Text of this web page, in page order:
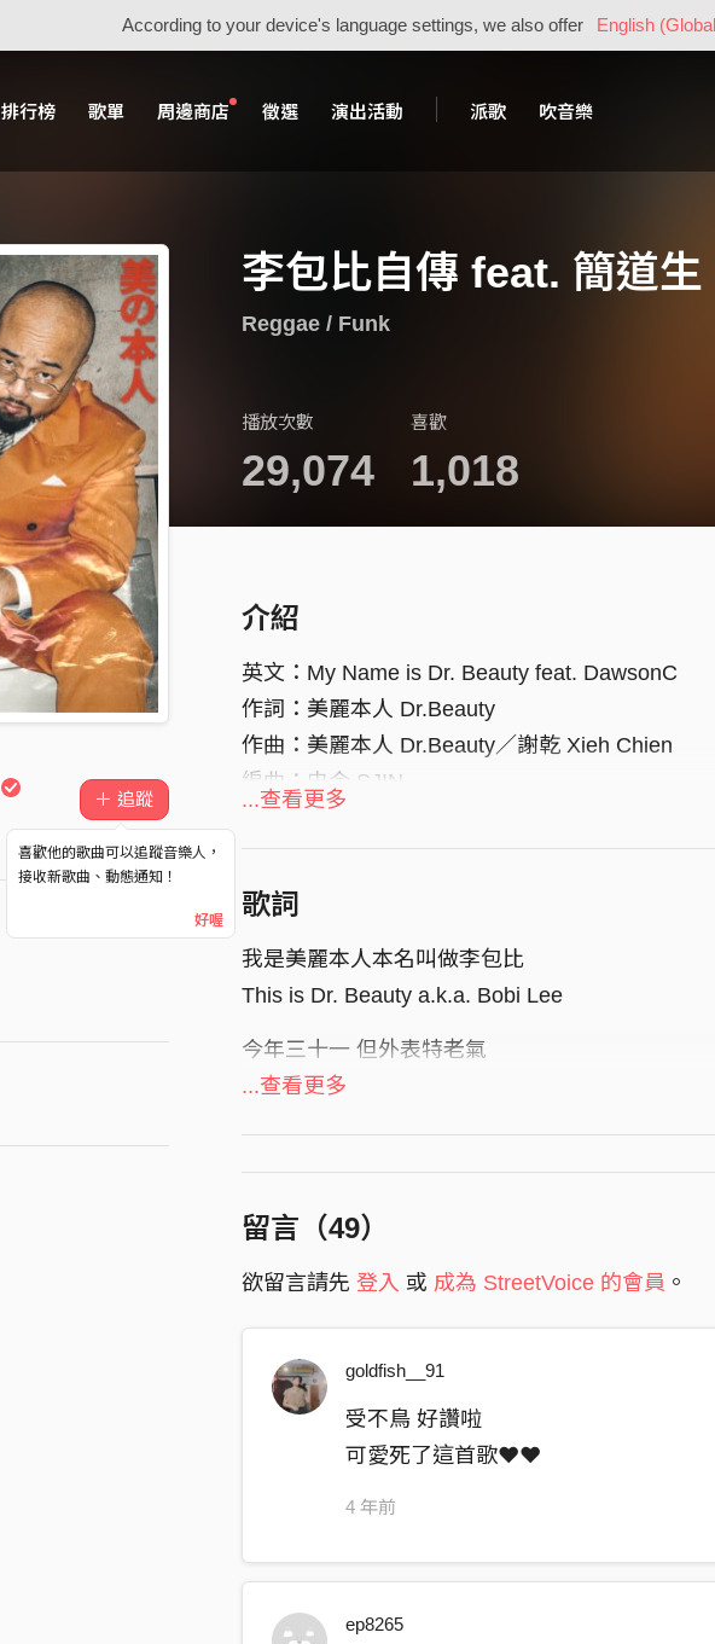
According to your device's language settings, we also offer English
排行榜 歌單 周邊商店 徵選 演出活動 派歌 吹音樂
李包比自傳 feat. 簡道生
Reggae / Funk
播放次數
29,074
喜歡
1,018
＋ 追蹤
喜歡他的歌曲可以追蹤音樂人，
接收新歌曲、動態通知！
好喔
介紹
英文：My Name is Dr. Beauty feat. DawsonC
作詞：美麗本人 Dr.Beauty
作曲：美麗本人 Dr.Beauty／謝乾 Xieh Chien
編曲：史今 SJIN
貝斯：簡道生 Dawson Chien
製作：謝乾 Xieh Chien
混音：謝乾 Xieh Chien
網友敲碗 訊息爆量
地表最精緻美男子 美麗本人
說他第一美 他是真的美
零死角的精緻臉龐 表示誠意獻上第一次
單曲李包比自傳 網友表示很可愛
評審老師，沒想到歌曲因此上了Youtube發燒3
頻道都沒有上過發燒排行榜，簡直是天妒容顏
人，而以表誠意美麗本人特地用自己的頭皮磨
...查看更多
歌詞
我是美麗本人本名叫做李包比
This is Dr. Beauty a.k.a. Bobi Lee
今年三十一 但外表特老氣
31 years old, but looking older than I look
身高一七三 體重有九十一
173cm and weight 91kg
駕照我有小型車我還是老司機
Not only have my driver license but also an O. G.
Clinton loves eating chicken with Levinsky
這個部分講起來好刺 激唷
This part of the story sounds so excited
我是傳播系 大學在慈濟
Now is the right time to preach Buddhism on TV
...查看更多
留言（49）
欲留言請先 登入 或 成為 StreetVoice 的會員 。
goldfish__91
受不鳥 好讚啦
可愛死了這首歌❤️❤️
4 年前
ep8265